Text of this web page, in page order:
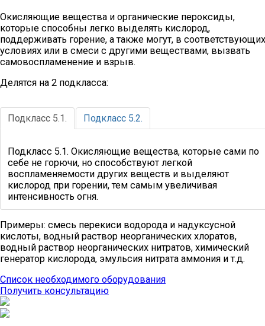
Окисляющие вещества и органические пероксиды,
которые способны легко выделять кислород,
поддерживать горение, а также могут, в соответствующих
условиях или в смеси с другими веществами, вызвать
самовоспламенение и взрыв.
Делятся на 2 подкласса:
Подкласс 5.1. Подкласс 5.2.
Подкласс 5.1. Окисляющие вещества, которые сами по
себе не горючи, но способствуют легкой
воспламеняемости других веществ и выделяют
кислород при горении, тем самым увеличивая
интенсивность огня.
Примеры: смесь перекиси водорода и надуксусной
кислоты, водный раствор неорганических хлоратов,
водный раствор неорганических нитратов, химический
генератор кислорода, эмульсия нитрата аммония и т.д.
Список необходимого оборудования
Получить консультацию